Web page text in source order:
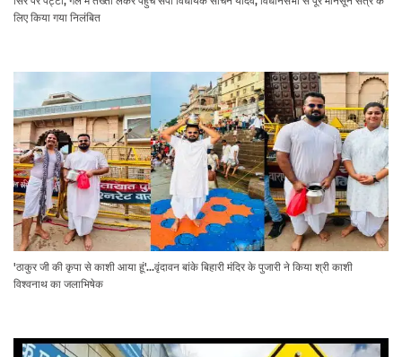
लिए किया गया निलंबित
'ठाकुर जी की कृपा से काशी आया हूं'...वृंदावन बांके बिहारी मंदिर के पुजारी ने किया श्री काशी
विश्वनाथ का जलाभिषेक